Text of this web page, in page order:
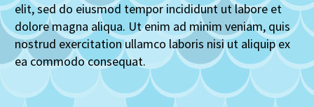
elit, sed do eiusmod tempor incididunt ut labore et
dolore magna aliqua. Ut enim ad minim veniam, quis
nostrud exercitation ullamco laboris nisi ut aliquip ex
ea commodo consequat.